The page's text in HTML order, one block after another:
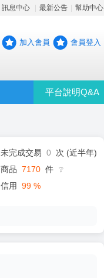
訊息中心 最新公告 幫助中心
加入會員 會員登入
平台說明Q&A
未完成交易 0
次 (近半年)
商品 7170 件 ❔
信用 99 %